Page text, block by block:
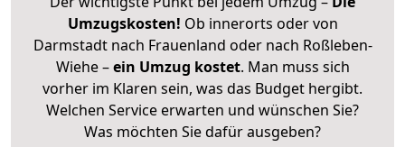
Umzugskosten! Ob innerorts oder von
Darmstadt nach Frauenland oder nach Roßleben-
Wiehe –ein Umzug kostet. Man muss sich
vorher im Klaren sein, was das Budget hergibt.
Welchen Service erwarten und wünschen Sie?
Was möchten Sie dafür ausgeben?